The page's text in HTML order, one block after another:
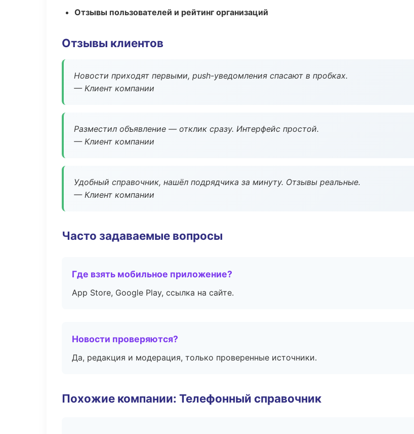
Отзывы пользователей и рейтинг организаций
Отзывы клиентов
Новости приходят первыми, push-уведомления спасают в пробках.
— Клиент компании
Разместил объявление — отклик сразу. Интерфейс простой.
— Клиент компании
Удобный справочник, нашёл подрядчика за минуту. Отзывы реальные.
— Клиент компании
Часто задаваемые вопросы
Где взять мобильное приложение?
App Store, Google Play, ссылка на сайте.
Новости проверяются?
Да, редакция и модерация, только проверенные источники.
Похожие компании: Телефонный справочник